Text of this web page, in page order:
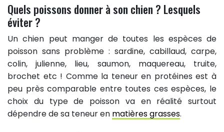
Quels poissons donner à son chien ? Lesquels
éviter ?
Un chien peut manger de toutes les espèces de
poisson sans problème : sardine, cabillaud, carpe,
colin, julienne, lieu, saumon, maquereau, truite,
brochet etc ! Comme la teneur en protéines est à
peu près comparable entre toutes ces espèces, le
choix du type de poisson va en réalité surtout
dépendre de sa teneur en matières grasses.